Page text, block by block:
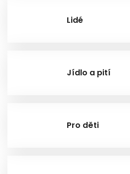
Lidé
Jídlo a pití
Pro děti